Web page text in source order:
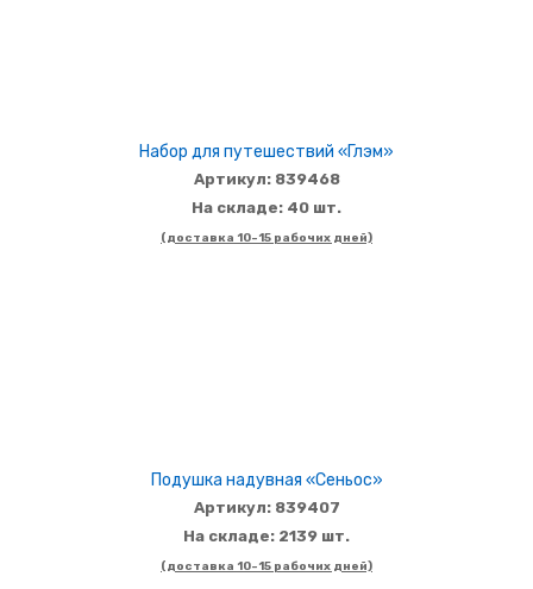
Набор для путешествий «Глэм»
Артикул: 839468
На складе: 40 шт.
(доставка 10-15 рабочих дней)
Подушка надувная «Сеньос»
Артикул: 839407
На складе: 2139 шт.
(доставка 10-15 рабочих дней)